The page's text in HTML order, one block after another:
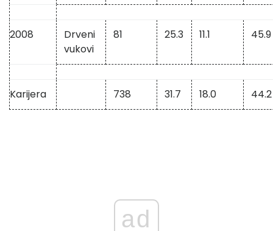
2008
Drveni
vukovi
81 25.3 11.1 45.9
Karijera 738 31.7 18.0 44.2
ad